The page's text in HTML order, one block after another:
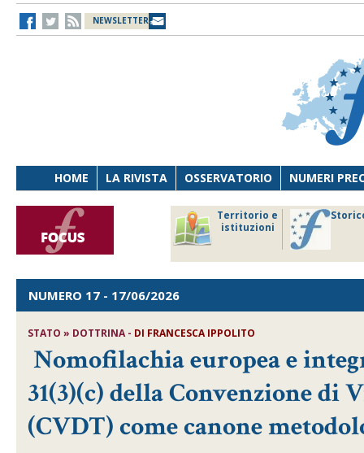
NEWSLETTER
HOME LA RIVISTA OSSERVATORIO NUMERI
Territorio e
istituzioni
NUMERO 17 - 17/06/2026
STATO » DOTTRINA - DI FRANCESCA IPPOLITO
Nomofilachia europea e
31(3)(c) della Convenzione
(CVDT) come canone